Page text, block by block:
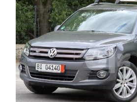
100 KM/dan
≈ 51.10 € /dan